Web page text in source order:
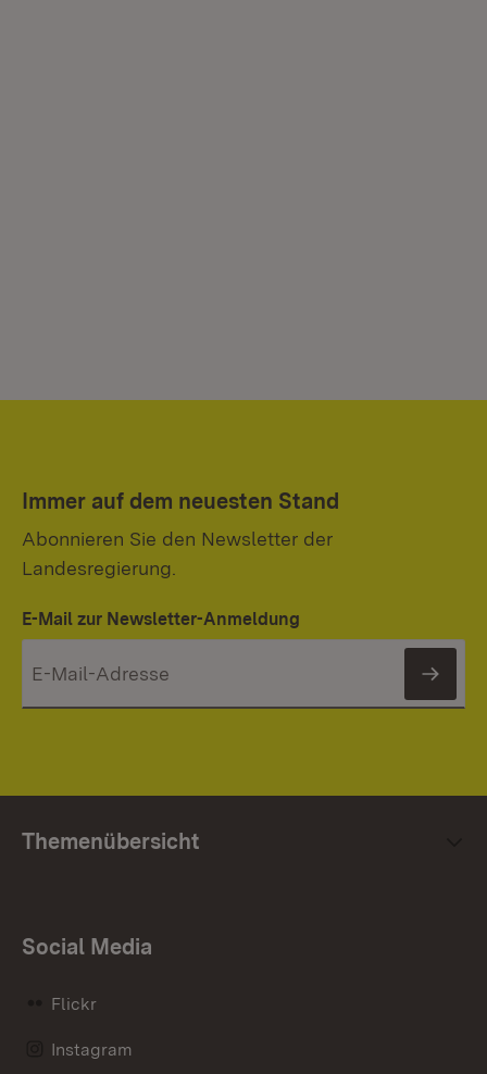
Immer auf dem neuesten Stand
Abonnieren Sie den Newsletter der
Landesregierung.
E-Mail zur Newsletter-Anmeldung
Themenübersicht
Social Media
Flickr
Instagram